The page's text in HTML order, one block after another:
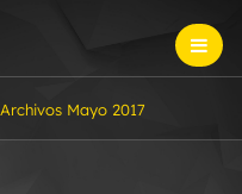
Archivos Mayo 2017